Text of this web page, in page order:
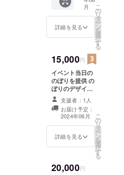
テッ
カー 複
数個購
入いた
だいて
テッ
カーは
同じで
す。 プ
リクラ
は柄が
変わり
ます！
月
詳細を見る
こ
の
リ
タ
ー
ン
を
選
択
す
る
15,000円
イベント当日の
のぼりを提供 の
ぼりのデザイン
はらん姉自作、
ぼかしてる部分
は生誕限定イラ
ストで イベント
当日＆クラファ
ン限定グッズの
支援者：1人
お届け予定：
2024年06月
詳細を見る
こ
の
リ
タ
ー
ン
を
選
択
す
る
20,000円